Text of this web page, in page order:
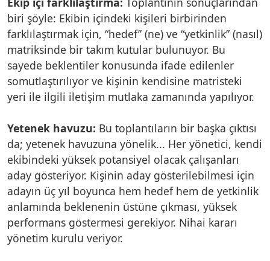
biri şöyle: Ekibin içindeki kişileri birbirinden
farklılaştırmak için, “hedef” (ne) ve “yetkinlik” (nasıl)
matriksinde bir takım kutular bulunuyor. Bu
sayede beklentiler konusunda ifade edilenler
somutlaştırılıyor ve kişinin kendisine matristeki
yeri ile ilgili iletişim mutlaka zamanında yapılıyor.
Yetenek havuzu: Bu toplantıların bir başka çıktısı
da; yetenek havuzuna yönelik... Her yönetici, kendi
ekibindeki yüksek potansiyel olacak çalışanları
aday gösteriyor. Kişinin aday gösterilebilmesi için
adayın üç yıl boyunca hem hedef hem de yetkinlik
anlamında beklenenin üstüne çıkması, yüksek
performans göstermesi gerekiyor. Nihai kararı
yönetim kurulu veriyor.